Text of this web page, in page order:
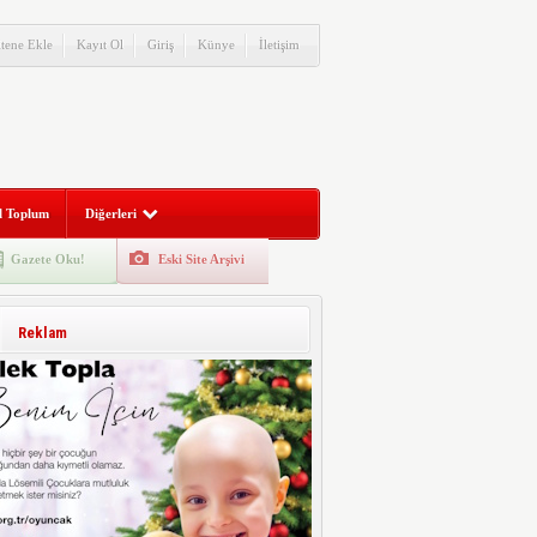
Ekle Kayıt Ol Giriş Künye İletişim
Toplum Diğerleri
Gazete Oku! Eski Site Arşivi
Reklam